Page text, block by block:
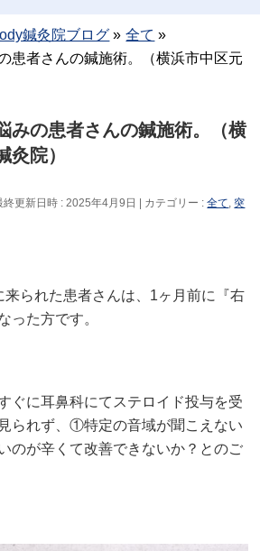
鍼灸院ブログ » 全て »
患者さんの鍼施術。（横浜市中区元
みの患者さんの鍼施術。（横
灸院）
終更新日時 : 2025年4月9日 カテゴリー :全て, 突
来られた患者さんは、1ヶ月前に『右
った方です。
ぐに耳鼻科にてステロイド投与を受
られず、①特定の音域が聞こえない
のが辛くて改善できないか？とのご